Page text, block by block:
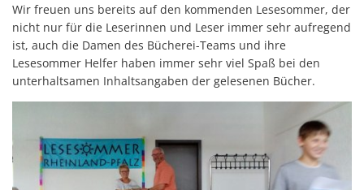
Wir freuen uns bereits auf den kommenden Lesesommer, der
nicht nur für die Leserinnen und Leser immer sehr aufregend
ist, auch die Damen des Bücherei-Teams und ihre
Lesesommer Helfer haben immer sehr viel Spaß bei den
unterhaltsamen Inhaltsangaben der gelesenen Bücher.